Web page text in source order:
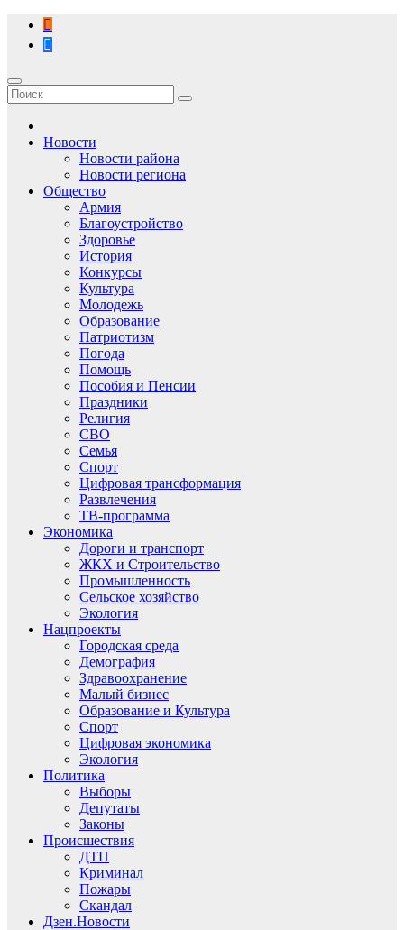
Перейти
содержимому
Новости
Новости района
Новости региона
Общество
Армия
Благоустройство
Здоровье
История
Конкурсы
Культура
Молодежь
Образование
Патриотизм
Погода
Помощь
Пособия и Пенсии
Праздники
Религия
СВО
Семья
Спорт
Цифровая трансформация
Развлечения
ТВ-программа
Экономика
Дороги и транспорт
ЖКХ и Строительство
Промышленность
Сельское хозяйство
Экология
Нацпроекты
Городская среда
Демография
Здравоохранение
Малый бизнес
Образование и Культура
Спорт
Цифровая экономика
Экология
Политика
Выборы
Депутаты
Законы
Происшествия
ДТП
Криминал
Пожары
Скандал
Дзен.Новости